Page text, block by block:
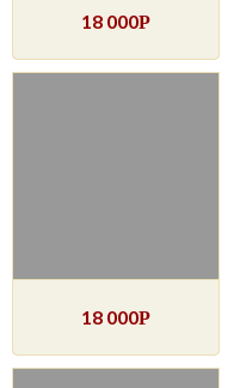
18 000Р
18 000Р